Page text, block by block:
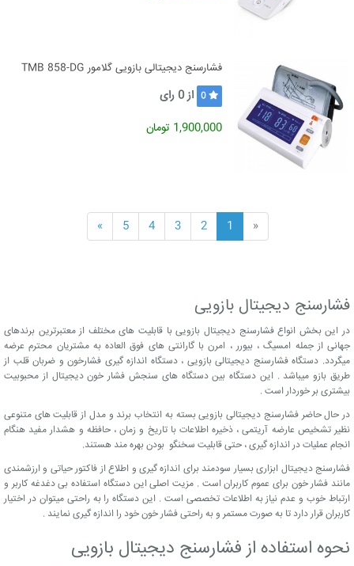
فشارسنج دیجیتالی بازویی گلامور TMB 858-DG
0 از0 رای
1,900,000 تومان
«
1
2
3
4
5
»
فشارسنج دیجیتال بازویی
در این بخش انواع فشارسنج دیجیتال بازویی با قابلیت های مختلف از معتبرترین برندهای
جهانی از جمله امسیگ ، بیورر ، امرن با گارانتی های فوق العاده به مشتریان محترم عرضه
میگردد. دستگاه فشارسنج دیجیتالی بازویی ، دستگاه اندازه گیری فشارخون و ضربان قلب از
طریق بازو میباشد . این دستگاه بین دستگاه های سنجش فشار خون دیجیتال از محبوبیت
بیشتری بر خوردار است .
در حال حاضر فشارسنج دیجیتالی بازویی بسته به انتخاب برند و مدل از قابلیت های متنوعی
نظیر تشخیص عارضه آریتمی ، ذخیره اطلاعات با تاریخ و زمان ، حافظه و هشدار مفید هنگام
انجام عملیات در اندازه گیری ، حتی قابلیت سخنگو بودن بهره مند هستند.
فشارسنج دیجیتال ابزاری بسیار سودمند برای اندازه گیری و اطلاع از فاکتور حیاتی و ارزشمندی
مانند فشار خون برای عموم کاربران است . مزیت اصلی این دستگاه استفاده بی دغدغه کاربر و
ارتباط خوب و عدم نیاز به اطلاعات تخصصی است . این دستگاه را به راحتی میتوان در اختیار
کاربران قرار دارد تا به صورت مستمر و به راحتی فشار خون خود را اندازه گیری نمایند .
نحوه استفاده از فشارسنج دیجیتال بازویی